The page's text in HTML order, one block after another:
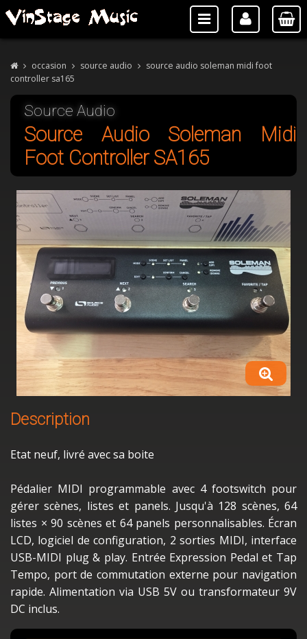
occasion source audio
source audio soleman midi foot
controller sa165
Source Audio
Source Audio Soleman Midi
Foot Controller SA165
Description
Etat neuf, livré avec sa boite
Pédalier MIDI programmable avec 4 footswitch pour
gérer scènes, listes et panels. Jusqu'à 128 scènes, 64
listes × 90 scènes et 64 panels personnalisables. Écran
LCD, logiciel de configuration, 2 sorties MIDI, interface
USB-MIDI plug & play. Entrée Expression Pedal et Tap
Tempo, port de commutation externe pour navigation
rapide. Alimentation via USB 5V ou transformateur 9V
DC inclus.